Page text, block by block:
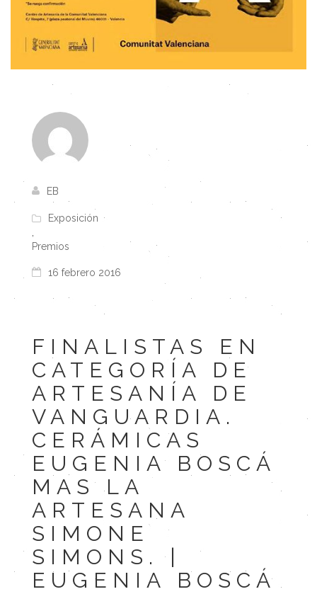
EB
Exposición
Premios
16 febrero 2016
FINALISTAS EN
CATEGORÍA DE
ARTESANÍA DE
VANGUARDIA.
CERÁMICAS
EUGENIA BOSCÁ
MAS LA
ARTESANA
SIMONE
SIMONS. |
EUGENIA BOSCÁ